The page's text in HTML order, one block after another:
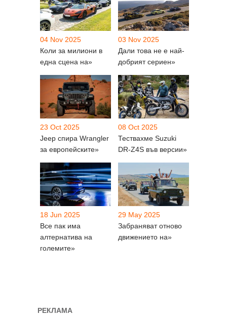
04 Nov 2025
Коли за милиони в
една сцена на»
03 Nov 2025
Дали това не е най-
добрият сериен»
23 Oct 2025
Jeep спира Wrangler
за европейските»
08 Oct 2025
Тествахме Suzuki
DR-Z4S във версии»
18 Jun 2025
Все пак има
алтернатива на
големите»
29 May 2025
Забраняват отново
движението на»
РЕКЛАМА